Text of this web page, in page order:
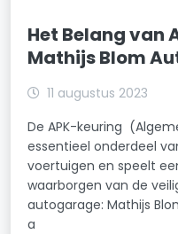
Het Belang van
Mathijs Blom
11 augustus 2023
De APK-keuring
essentieel onderdeel
voertuigen en speelt
waarborgen van de
autogarage: Mathijs
a